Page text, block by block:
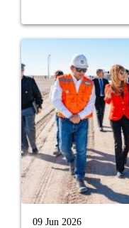
09 Jun 2026